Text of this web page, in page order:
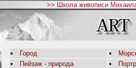
>> Школа живописи
Город
Пейзаж - природа